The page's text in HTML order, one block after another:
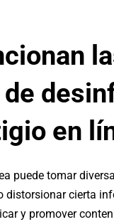
en
puede tomar
distorsionar cierta
y promover